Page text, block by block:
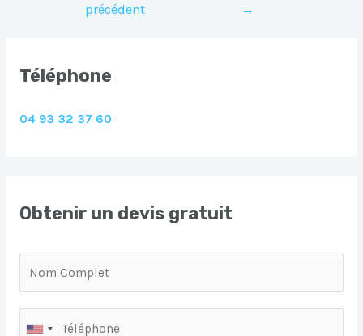
l’articleprécédent
→
Téléphone
04 93 32 37 60
Obtenir un devis gratuit